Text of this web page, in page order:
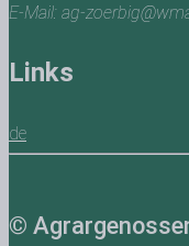
E-Mail: ag-
Links
de
©